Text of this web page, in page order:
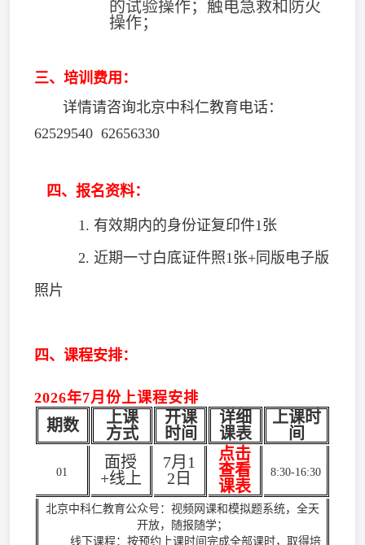
的试验操作；触电急救和防火
操作；
三、 培训费用：
详情请咨询北京中科仁教育电话：
62529540 62656330
四、报名资料：
1. 有效期内的身份证复印件1张
2. 近期一寸白底证件照1张+同版电子版
照片
四、课程安排：
2026年7月份上课程安排
期数
上课
方式
开课
时间
详细
课表
上课时
间
01
面授
+线上
7月1
2日
点击
查看
课表
8:30-16:30
北京中科仁教育公众号：视频网课和模拟题系统，全天
开放，随报随学；
线下课程：按预约上课时间完成全部课时，取得培